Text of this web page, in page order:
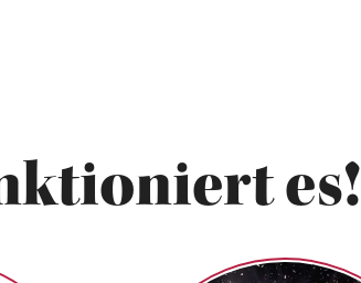
es!